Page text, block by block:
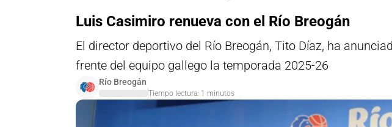
Luis Casimiro renueva con el Río Breogán
El director deportivo del Río Breogán, Tito Díaz, ha
frente del equipo gallego la temporada 2025-26
Río Breogán
Tiempo lectura: 1 minutos